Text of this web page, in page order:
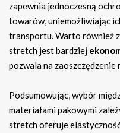
zapewnia jednoczesną
towarów, uniemożliwiając
transportu. Warto również
stretch jest bardziej
pozwala na
Podsumowując, wybór
materiałami pakowymi
stretch oferuje